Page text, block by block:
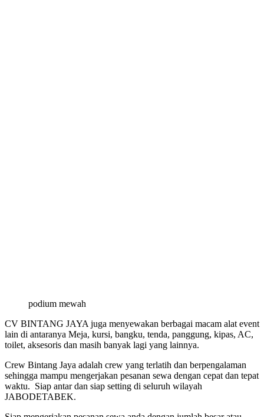
podium mewah
CV BINTANG JAYA juga menyewakan berbagai macam alat event
lain di antaranya Meja, kursi, bangku, tenda, panggung, kipas, AC,
toilet, aksesoris dan masih banyak lagi yang lainnya.
Crew Bintang Jaya adalah crew yang terlatih dan berpengalaman
sehingga mampu mengerjakan pesanan sewa dengan cepat dan tepat
waktu. Siap antar dan siap setting di seluruh wilayah
JABODETABEK.